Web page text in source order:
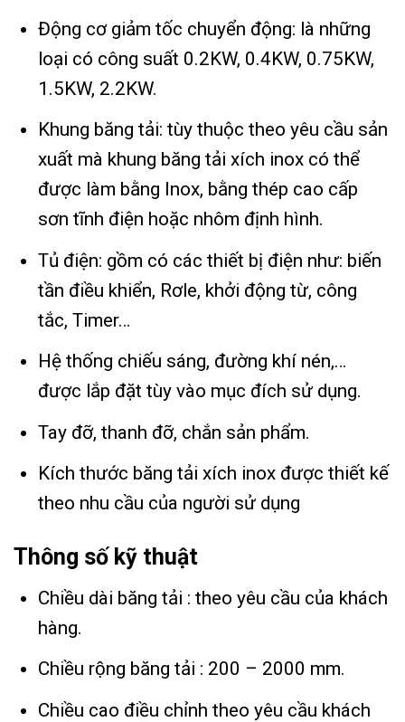
Động cơ giảm tốc chuyển động: là những
loại có công suất 0.2KW, 0.4KW, 0.75KW,
1.5KW, 2.2KW.
Khung băng tải: tùy thuộc theo yêu cầu sản
xuất mà khung băng tải xích inox có thể
được làm bằng Inox, bằng thép cao cấp
sơn tĩnh điện hoặc nhôm định hình.
Tủ điện: gồm có các thiết bị điện như: biến
tần điều khiển, Rơle, khởi động từ, công
tắc, Timer…
Hệ thống chiếu sáng, đường khí nén,…
được lắp đặt tùy vào mục đích sử dụng.
Tay đỡ, thanh đỡ, chắn sản phẩm.
Kích thước băng tải xích inox được thiết kế
theo nhu cầu của người sử dụng
Thông số kỹ thuật
Chiều dài băng tải : theo yêu cầu của khách
hàng.
Chiều rộng băng tải : 200 – 2000 mm.
Chiều cao điều chỉnh theo yêu cầu khách